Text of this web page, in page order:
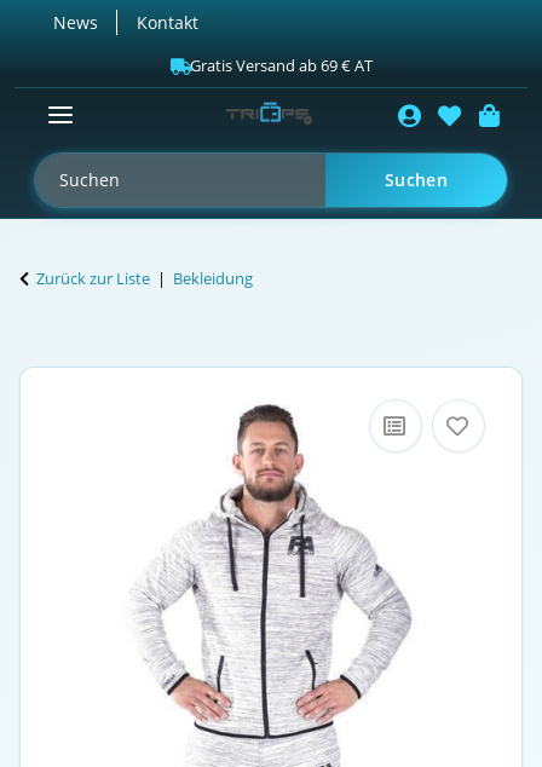
News Kontakt
Gratis Versand ab 69 € AT
Suchen
Zurück zur Liste Bekleidung